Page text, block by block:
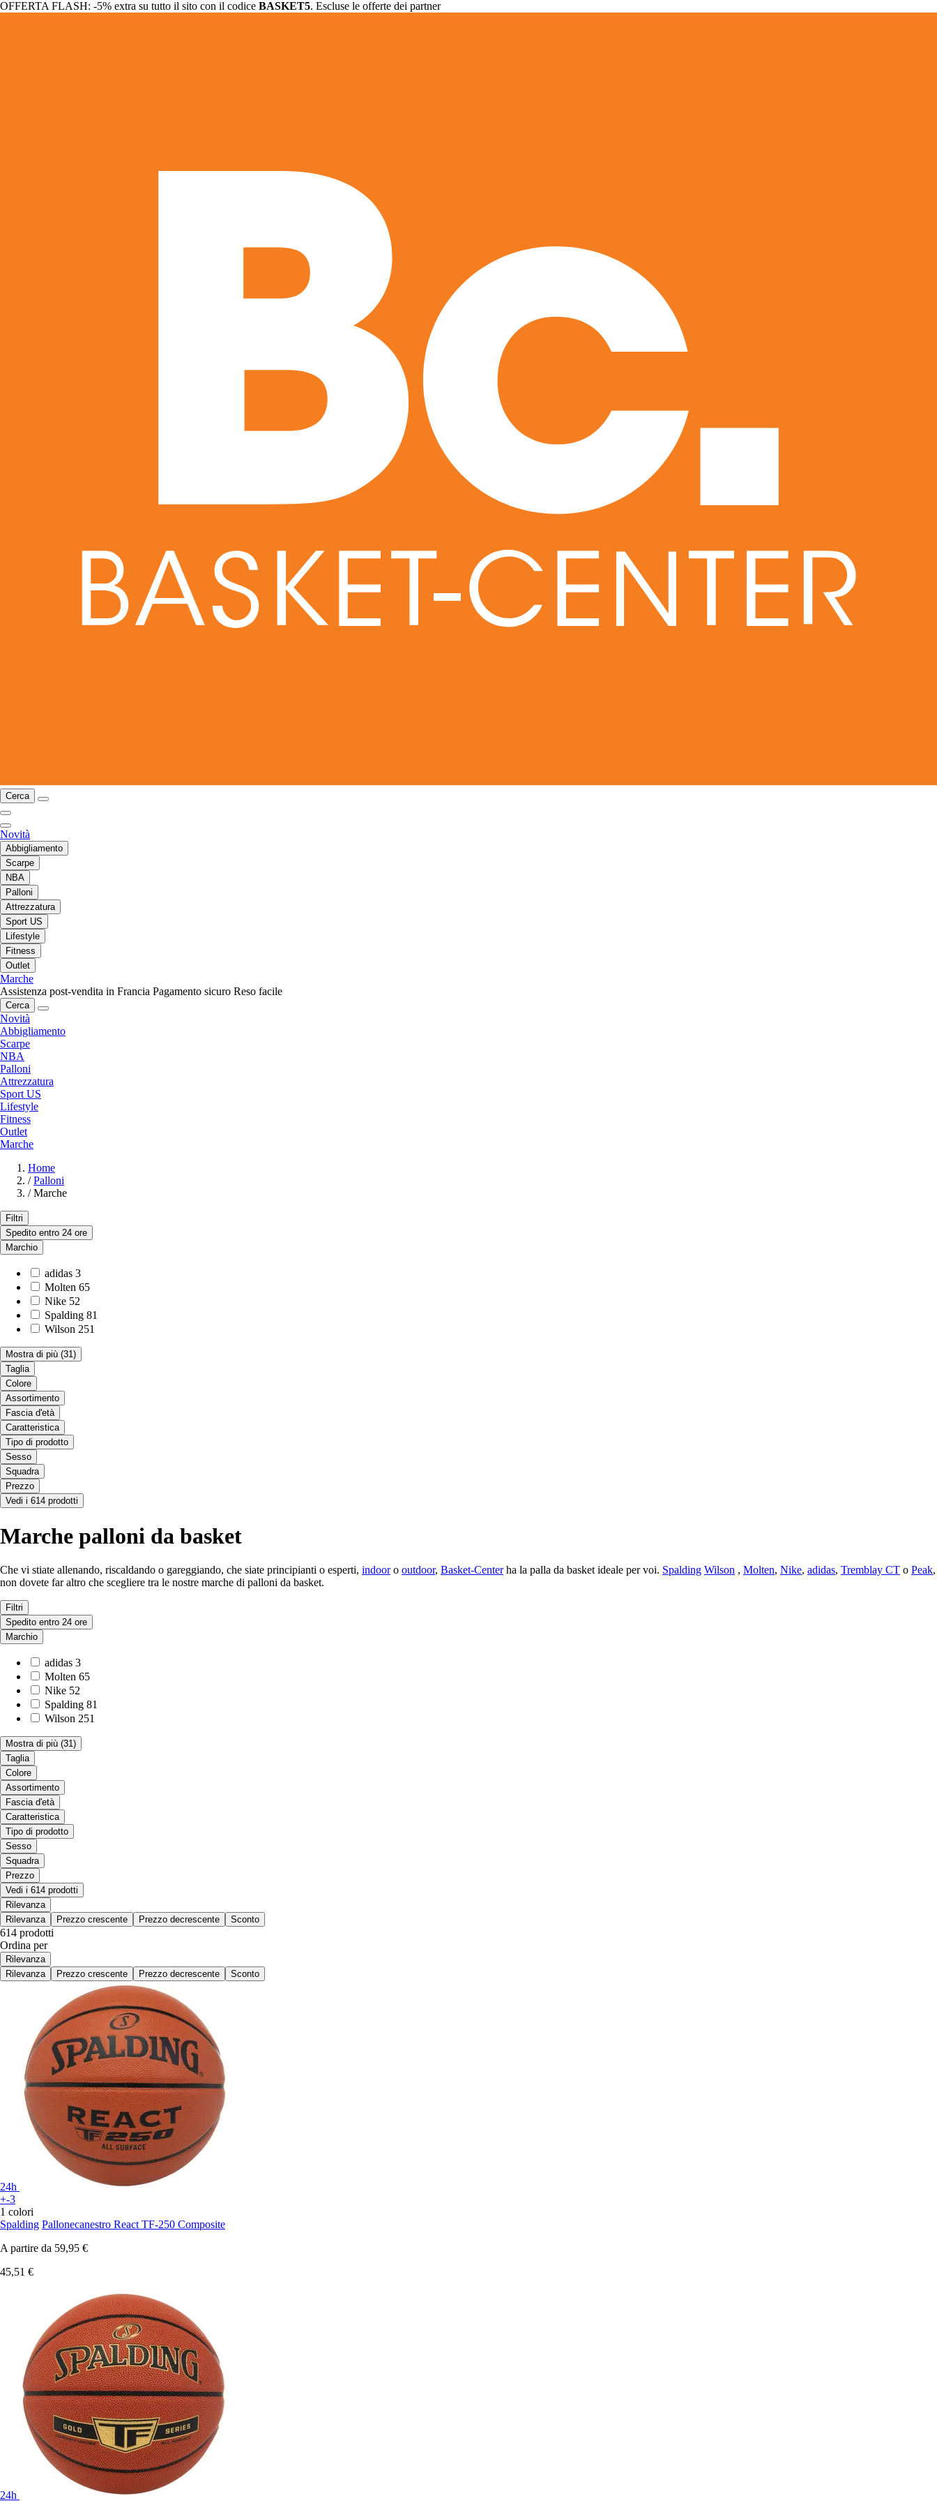
OFFERTA FLASH: -5% extra su tutto il sito con il codice BASKET5. Escluse le offerte dei partner
Cerca
Novità
Abbigliamento
Scarpe
NBA
Palloni
Attrezzatura
Sport US
Lifestyle
Fitness
Outlet
Marche
Assistenza post-vendita in Francia Pagamento sicuro Reso facile
Cerca
Novità
Abbigliamento
Scarpe
NBA
Palloni
Attrezzatura
Sport US
Lifestyle
Fitness
Outlet
Marche
Home
/ Palloni
/ Marche
Filtri
Spedito entro 24 ore
Marchio
adidas 3
Molten 65
Nike 52
Spalding 81
Wilson 251
Mostra di più (31)
Taglia
Colore
Assortimento
Fascia d'età
Caratteristica
Tipo di prodotto
Sesso
Squadra
Prezzo
Vedi i 614 prodotti
Marche palloni da basket
Che vi stiate allenando, riscaldando o gareggiando, che siate principianti o esperti, indooro outdoor, Basket-Centerha la palla da basket ideale per voi. Spalding Wilson , Molten, Nike, adidas, Tremblay CT o Peak,
non dovete far altro che scegliere tra le nostre marche di palloni da basket.
Filtri
Spedito entro 24 ore
Marchio
adidas 3
Molten 65
Nike 52
Spalding 81
Wilson 251
Mostra di più (31)
Taglia
Colore
Assortimento
Fascia d'età
Caratteristica
Tipo di prodotto
Sesso
Squadra
Prezzo
Vedi i 614 prodotti
Rilevanza
Rilevanza
Prezzo crescente Prezzo decrescente Sconto
614 prodotti
Ordina per
Rilevanza
Rilevanza
Prezzo crescente Prezzo decrescente Sconto
24h
+-3
1 colori
Spalding Pallonecanestro React TF-250 Composite
A partire da 59,95 €
45,51 €
24h